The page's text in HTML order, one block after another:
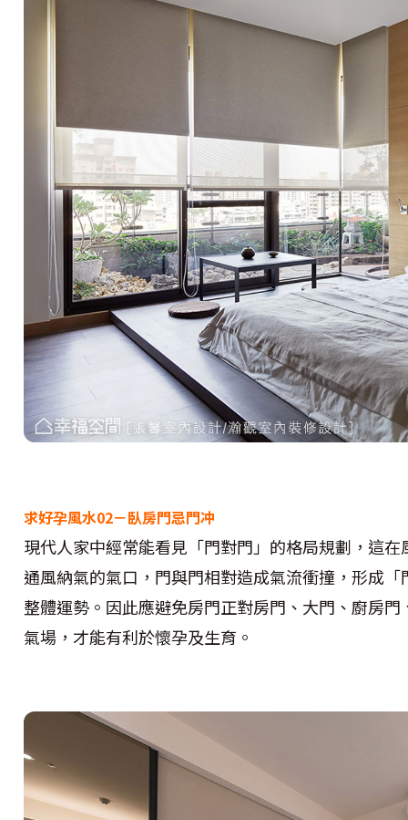
求好孕風水02－臥房門忌門冲
現代人家中經常能看見「門對門」的格局規劃，這
通風納氣的氣口，門與門相對造成氣流衝撞，形成
整體運勢。因此應避免房門正對房門、大門、廚房
氣場，才能有利於懷孕及生育。